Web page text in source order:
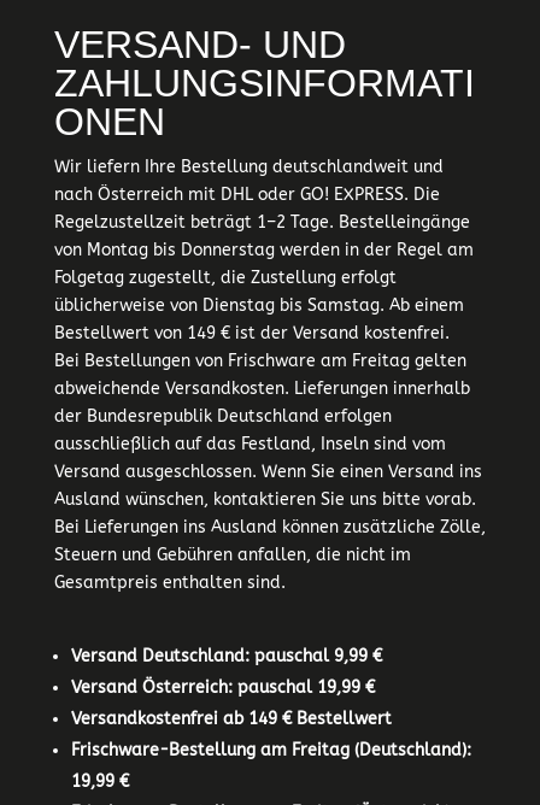
VERSAND- UND
ZAHLUNGSINFORMATI
ONEN
Wir liefern Ihre Bestellung deutschlandweit und
nach Österreich mit DHL oder GO! EXPRESS. Die
Regelzustellzeit beträgt 1–2 Tage. Bestelleingänge
von Montag bis Donnerstag werden in der Regel am
Folgetag zugestellt, die Zustellung erfolgt
üblicherweise von Dienstag bis Samstag. Ab einem
Bestellwert von 149 € ist der Versand kostenfrei.
Bei Bestellungen von Frischware am Freitag gelten
abweichende Versandkosten. Lieferungen innerhalb
der Bundesrepublik Deutschland erfolgen
ausschließlich auf das Festland, Inseln sind vom
Versand ausgeschlossen. Wenn Sie einen Versand ins
Ausland wünschen, kontaktieren Sie uns bitte vorab.
Bei Lieferungen ins Ausland können zusätzliche Zölle,
Steuern und Gebühren anfallen, die nicht im
Gesamtpreis enthalten sind.
Versand Deutschland: pauschal 9,99 €
Versand Österreich: pauschal 19,99 €
Versandkostenfrei ab 149 € Bestellwert
Frischware-Bestellung am Freitag (Deutschland):
19,99 €